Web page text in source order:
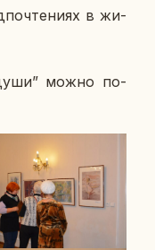
в жи­
можно по­